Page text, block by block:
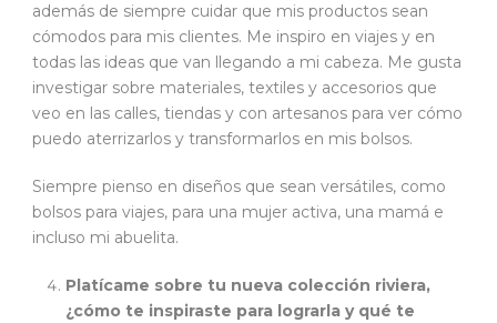
además de siempre cuidar que mis productos sean
cómodos para mis clientes. Me inspiro en viajes y en
todas las ideas que van llegando a mi cabeza. Me gusta
investigar sobre materiales, textiles y accesorios que
veo en las calles, tiendas y con artesanos para ver cómo
puedo aterrizarlos y transformarlos en mis bolsos.
Siempre pienso en diseños que sean versátiles, como
bolsos para viajes, para una mujer activa, una mamá e
incluso mi abuelita.
Platícame sobre tu nueva colección riviera,
¿cómo te inspiraste para lograrla y qué te